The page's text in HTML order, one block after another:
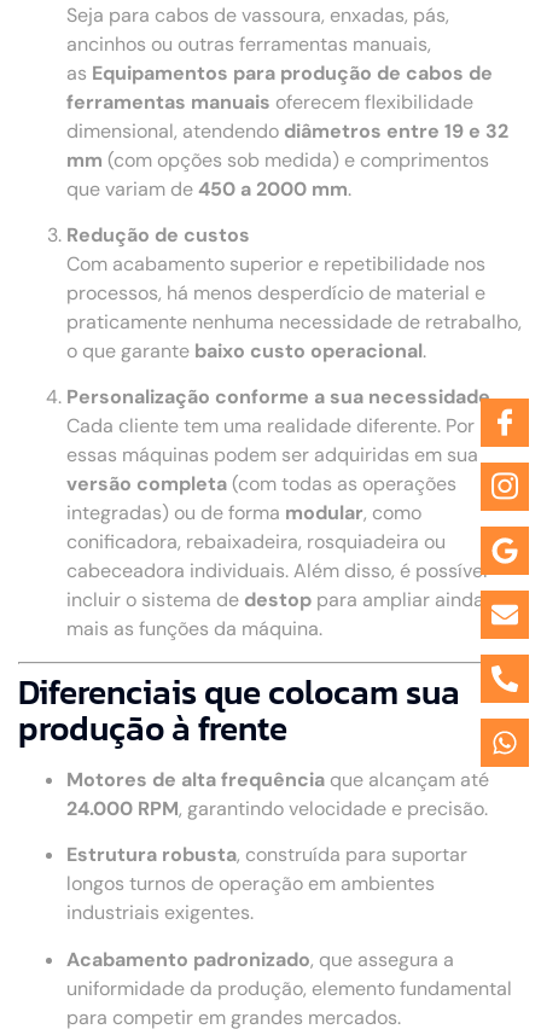
Seja para cabos de vassoura, enxadas, pás,
ancinhos ou outras ferramentas manuais,
as Equipamentos para produção de cabos de
ferramentas manuais oferecem flexibilidade
dimensional, atendendo diâmetros entre 19 e 32
mm (com opções sob medida) e comprimentos
que variam de450 a 2000 mm.
Redução de custos
Com acabamento superior e repetibilidade nos
processos, há menos desperdício de material e
praticamente nenhuma necessidade de retrabalho,
o que garante baixo custo operacional.
Personalização conforme a sua necessidade
Cada cliente tem uma realidade diferente. Por isso,
essas máquinas podem ser adquiridas em sua
versão completa (com todas as operações
integradas) ou de forma modular, como
conificadora, rebaixadeira, rosquiadeira ou
cabeceadora individuais. Além disso, é possível
incluir o sistema de destop para ampliar ainda
mais as funções da máquina.
Diferenciais que colocam sua
produção à frente
Motores de alta frequência que alcançam até
24.000 RPM, garantindo velocidade e precisão.
Estrutura robusta, construída para suportar
longos turnos de operação em ambientes
industriais exigentes.
Acabamento padronizado, que assegura a
uniformidade da produção, elemento fundamental
para competir em grandes mercados.